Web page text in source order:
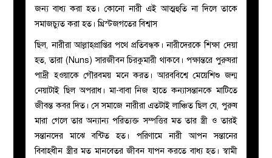
জন্য বাধ্য করা হত। কোনো নারী এই আত্মহুতি না দিলে তাকে
সমাজচ্যুত করা হত। খ্রিস্টজগতের বিশ্বাস
ছিল, নারীরা আল্লাহপ্রাপ্তির পথে প্রতিবন্ধক। নারীদেরকে শিক্ষা দেয়া
হত, তারা (Nuns) সারজীবন চিরকুমারী থাকবে। পক্ষান্তরে পুরুষরা
পাদ্রী হওয়াকে গৌরবময় মনে করত। আরববিশ্বে মেয়েশিশু জন্ম
নেয়াটাই ছিল অপরাধ। মা-বাবা নিজ হাতে কন্যাসন্তানকে মাটিতে
জীবন্ত কবর দিত। সে সমাজে নারীরা এতটাই লাঞ্চিত ছিল যে, পুরুষ
মারা গেলে তার অন্যান্য পরিত্যক্ত সম্পত্তির মত তার স্ত্রী ও তারই
সন্তানদের মাঝে বন্টিত হত। পরিণামে নারী আপন সন্তানের
বিবাহধীন স্ত্রীর মত মানবেতর জীবন যাপন করতে বাধ্য হত। স্বামী